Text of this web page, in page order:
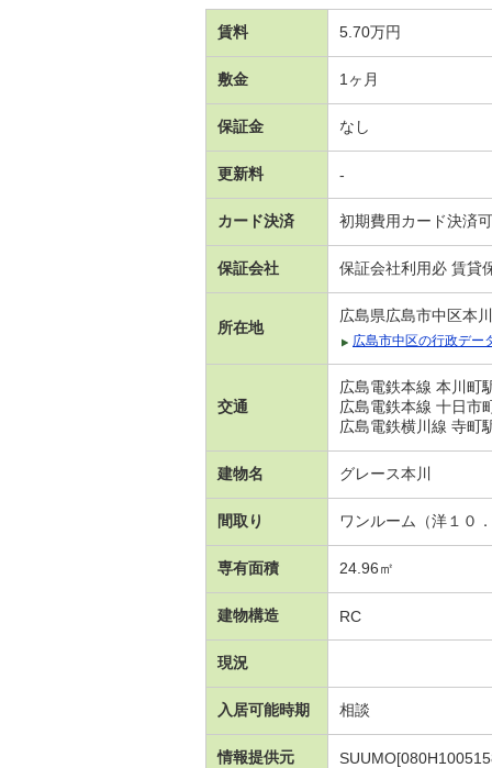
賃料 5.70万円
敷金 1ヶ月
保証金 なし
更新料 -
カード決済 初期費用カード決済可
保証会社 保証会社利用必 賃
所在地
広島県広島市中区本
広島市中区の行政デー
交通
広島電鉄本線 本川町
広島電鉄本線 十日市
広島電鉄横川線 寺町
建物名 グレース本川
間取り ワンルーム（洋１０
専有面積 24.96㎡
建物構造 RC
現況
入居可能時期 相談
情報提供元